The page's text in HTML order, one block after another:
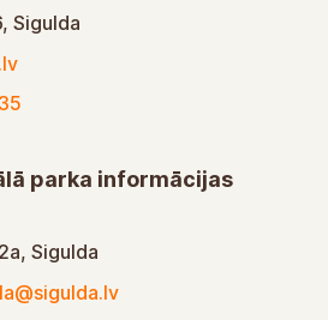
Sigulda
parka informācijas
Sigulda